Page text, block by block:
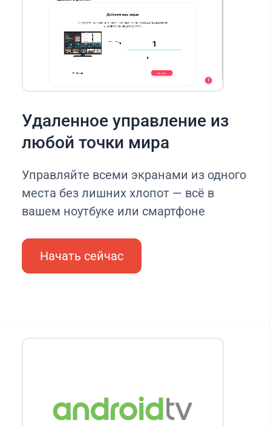
Удаленное управление из
любой точки мира
Управляйте всеми экранами из одного
места без лишних хлопот — всё в
вашем ноутбуке или смартфоне
Начать сейчас